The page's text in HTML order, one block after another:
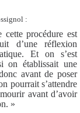
:
cette procédure est
d’une réflexion
Et on s’est
on établissait une
avant de poser
pourrait s’attendre
avant d’avoir
»